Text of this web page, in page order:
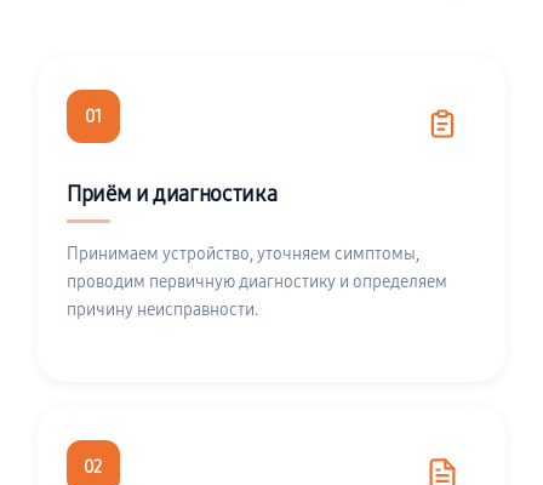
01
Приём и диагностика
Принимаем устройство, уточняем симптомы,
проводим первичную диагностику и определяем
причину неисправности.
02